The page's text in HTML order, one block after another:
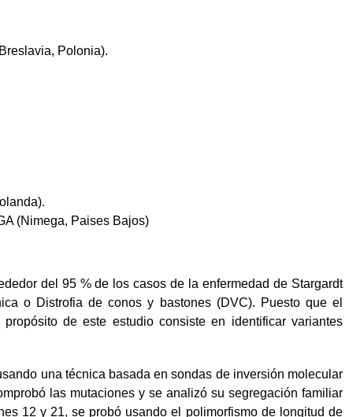
Polonia).
(Nimega, Paises Bajos)
del 95 % de los casos de la enfermedad de Stargardt
o Distrofia de conos y bastones (DVC). Puesto que el
de este estudio consiste en identificar variantes
una técnica basada en sondas de inversión molecular
las mutaciones y se analizó su segregación familiar
12 y 21, se probó usando el polimorfismo de longitud de